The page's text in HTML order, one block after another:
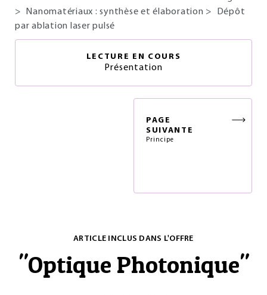
>
Nanomatériaux : synthèse et élaboration >
Dépôt
par ablation laser pulsé
LECTURE EN COURS
Présentation
PAGE
SUIVANTE
Principe
ARTICLE INCLUS DANS L'OFFRE
"Optique Photonique"